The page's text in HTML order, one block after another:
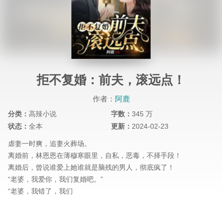
拒不复婚：前夫，滚远点！
作者： 阿鹿
分类： 高辣小说 字数： 345 万
状态： 全本 更新： 2024-02-23
虐妻一时爽，追妻火葬场。
离婚前，林恩恩在薄穆寒眼里，自私，恶毒，不择手段！
离婚后，曾说谁爱上她谁就是脑残的男人，彻底疯了！
“老婆，我爱你，我们复婚吧。”
“老婆，我错了，我们